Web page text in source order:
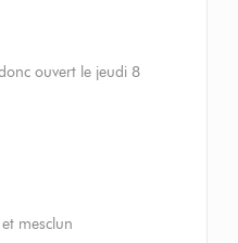
ouvert le jeudi 8
mesclun